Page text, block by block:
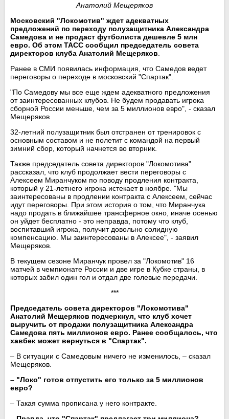
Анатолий Мещеряков
Московский "Локомотив" ждет адекватных
предложений по переходу полузащитника Александра
Самедова и не продаст футболиста дешевле 5 млн
евро. Об этом ТАСС сообщил председатель совета
директоров клуба Анатолий Мещеряков
Ранее в СМИ появилась информация, что Самедов ведет
переговоры о переходе в московский "Спартак".
"По Самедову мы все еще ждем адекватного предложения
от заинтересованных клубов. Не будем продавать игрока
сборной России меньше, чем за 5 миллионов евро", - сказал
Мещеряков
32-летний полузащитник был отстранен от тренировок с
основным составом и не полетит с командой на первый
зимний сбор, который начнется во вторник.
Также председатель совета директоров "Локомотива"
рассказал, что клуб продолжает вести переговоры с
Алексеем Миранчуком по поводу продления контракта,
который у 21-летнего игрока истекает в ноябре. "Мы
заинтересованы в продлении контракта с Алексеем, сейчас
идут переговоры. При этом история о том, что Миранчука
надо продать в ближайшее трансферное окно, иначе осенью
он уйдет бесплатно - это неправда, потому что клуб,
воспитавший игрока, получит довольно солидную
компенсацию. Мы заинтересованы в Алексее", - заявил
Мещеряков.
В текущем сезоне Миранчук провел за "Локомотив" 16
матчей в чемпионате России и две игре в Кубке страны, в
которых забил один гол и отдал две голевые передачи.
***
Председатель совета директоров "Локомотива"
Анатолий Мещеряков подчеркнул, что клуб хочет
выручить от продажи полузащитника Александра
Самедова пять миллионов евро. Ранее сообщалось, что
хавбек может вернуться в "Спартак".
– В ситуации с Самедовым ничего не изменилось, – сказал
Мещеряков.
– "Локо" готов отпустить его только за 5 миллионов
евро?
– Такая сумма прописана у него контракте.